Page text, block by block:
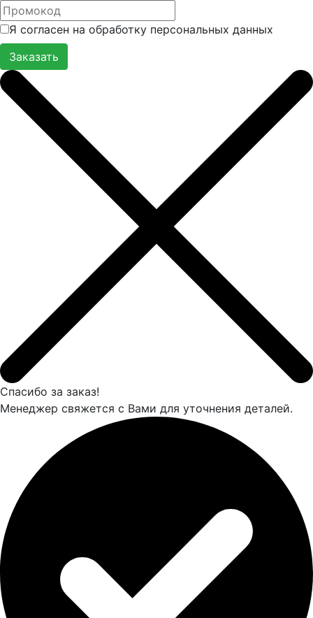
Я согласен на обработку персональных данных
Заказать
Спасибо за заказ!
Менеджер свяжется с Вами для уточнения деталей.